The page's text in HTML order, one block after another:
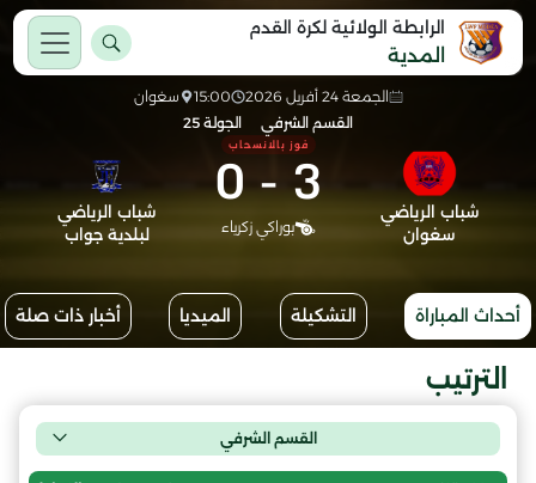
الرابطة الولائية لكرة القدم
المدية
الجمعة 24 أفريل 2026 15:00
سغوان
القسم الشرفي
الجولة 25
شباب الرياضي
سغوان
3
-
0فوز بالانسحاب
بوراكي زكرياء
شباب الرياضي
لبلدية جواب
أحداث المباراة التشكيلة الميديا أخبار ذات صلة
الترتيب
القسم الشرفي